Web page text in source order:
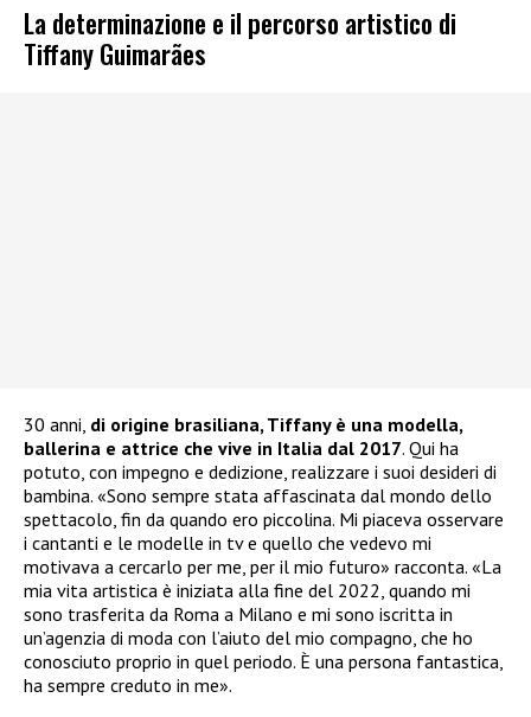
La determinazione e il percorso artistico di
Tiffany Guimarães
30 anni, di origine brasiliana, Tiffany è una modella,
ballerina e attrice che vive in Italia dal 2017. Qui ha
potuto, con impegno e dedizione, realizzare i suoi desideri di
bambina. «Sono sempre stata affascinata dal mondo dello
spettacolo, fin da quando ero piccolina. Mi piaceva osservare
i cantanti e le modelle in tv e quello che vedevo mi
motivava a cercarlo per me, per il mio futuro» racconta. «La
mia vita artistica è iniziata alla fine del 2022, quando mi
sono trasferita da Roma a Milano e mi sono iscritta in
un’agenzia di moda con l’aiuto del mio compagno, che ho
conosciuto proprio in quel periodo. È una persona fantastica,
ha sempre creduto in me».